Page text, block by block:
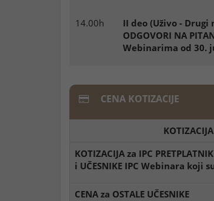
14.00h
II deo (Uživo - Drugi
ODGOVORI NA
Webinarima od 30.
CENA KOTIZACIJE
KOTIZACIJA za IPC
i UČESNIKE IPC Webinara koji
CENA za OSTALE UČESNIKE